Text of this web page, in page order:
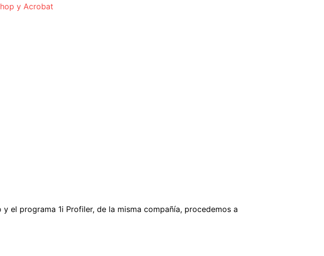
y Acrobat
el programa 1i Profiler, de la misma compañía, procedemos a